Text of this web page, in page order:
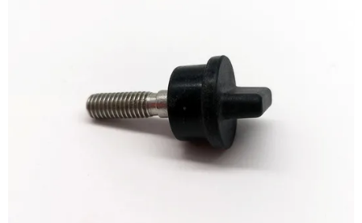
PRIVACY